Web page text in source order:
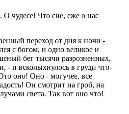
чудесе! Что сие, еже о нас
переход от дня к ночи -
с богом, и одно великое и
бег тысячи разрозненных,
- и всколыхнулось в груди что-
оно! Оно - могучее, все
Он смотрит на гроб, на
света. Так вот оно что!